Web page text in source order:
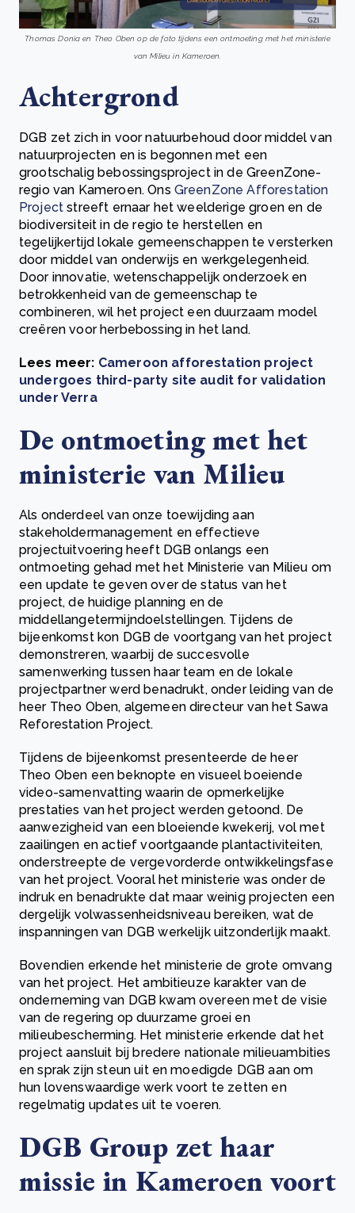
Thomas Donia en Theo Oben op de foto tijdens een ontmoeting met het ministerie
van Milieu in Kameroen.
Achtergrond
DGB zet zich in voor natuurbehoud door middel van
natuurprojecten en is begonnen met een
grootschalig bebossingsproject in de GreenZone-
regio van Kameroen. Ons GreenZone Afforestation
Project streeft ernaar het weelderige groen en de
biodiversiteit in de regio te herstellen en
tegelijkertijd lokale gemeenschappen te versterken
door middel van onderwijs en werkgelegenheid.
Door innovatie, wetenschappelijk onderzoek en
betrokkenheid van de gemeenschap te
combineren, wil het project een duurzaam model
creëren voor herbebossing in het land.
Lees meer: Cameroon afforestation project
undergoes third-party site audit for validation
under Verra
De ontmoeting met het
ministerie van Milieu
Als onderdeel van onze toewijding aan
stakeholdermanagement en effectieve
projectuitvoering heeft DGB onlangs een
ontmoeting gehad met het Ministerie van Milieu om
een update te geven over de status van het
project, de huidige planning en de
middellangetermijndoelstellingen. Tijdens de
bijeenkomst kon DGB de voortgang van het project
demonstreren, waarbij de succesvolle
samenwerking tussen haar team en de lokale
projectpartner werd benadrukt, onder leiding van de
heer Theo Oben, algemeen directeur van het Sawa
Reforestation Project.
Tijdens de bijeenkomst presenteerde de heer
Theo Oben een beknopte en visueel boeiende
video-samenvatting waarin de opmerkelijke
prestaties van het project werden getoond. De
aanwezigheid van een bloeiende kwekerij, vol met
zaailingen en actief voortgaande plantactiviteiten,
onderstreepte de vergevorderde ontwikkelingsfase
van het project. Vooral het ministerie was onder de
indruk en benadrukte dat maar weinig projecten een
dergelijk volwassenheidsniveau bereiken, wat de
inspanningen van DGB werkelijk uitzonderlijk maakt.
Bovendien erkende het ministerie de grote omvang
van het project. Het ambitieuze karakter van de
onderneming van DGB kwam overeen met de visie
van de regering op duurzame groei en
milieubescherming. Het ministerie erkende dat het
project aansluit bij bredere nationale milieuambities
en sprak zijn steun uit en moedigde DGB aan om
hun lovenswaardige werk voort te zetten en
regelmatig updates uit te voeren.
DGB Group zet haar
missie in Kameroen voort